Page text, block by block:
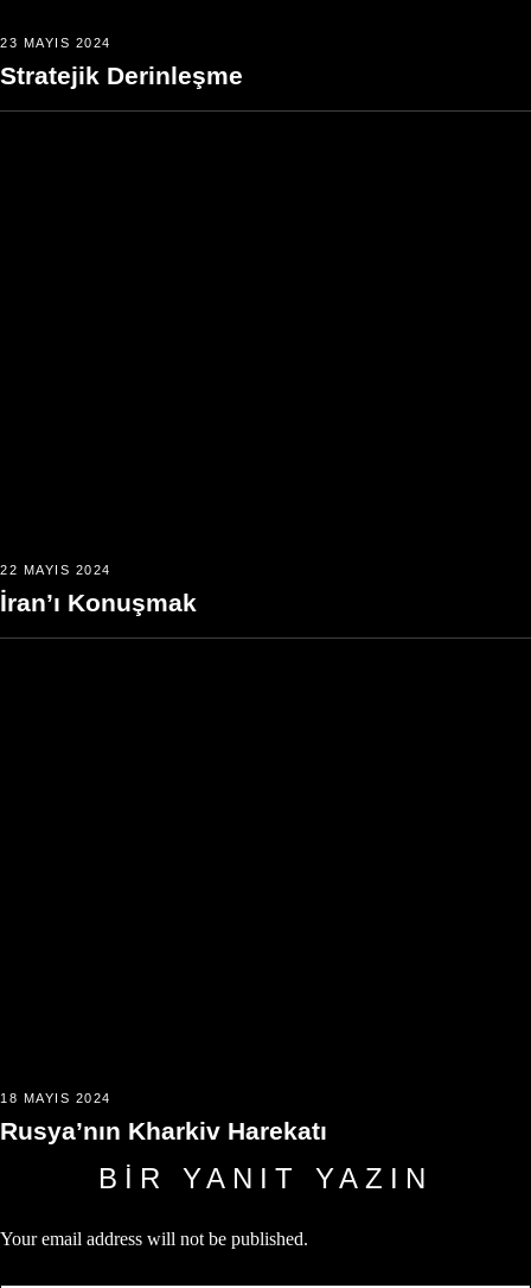
23 MAYIS 2024
Stratejik Derinleşme
22 MAYIS 2024
İran’ı Konuşmak
18 MAYIS 2024
Rusya’nın Kharkiv Harekatı
BIR YANIT YAZIN
Your email address will not be published.